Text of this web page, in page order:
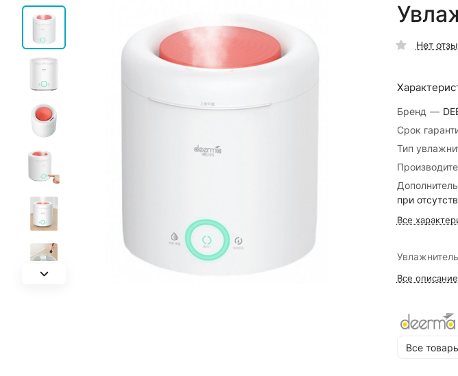
Нет
Бренд —
Срок
Тип
при
Все
Все описание
Все